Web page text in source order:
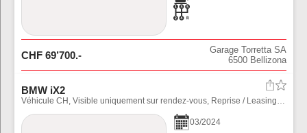
CHF 69’700.-
Garage Torretta SA
6500 Bellizona
BMW iX2
Véhicule CH, Visible uniquement sur rendez-vous, Reprise / Leasing / Garantie possible - 078 400 01 19 / 078 219 07 77
03/2024